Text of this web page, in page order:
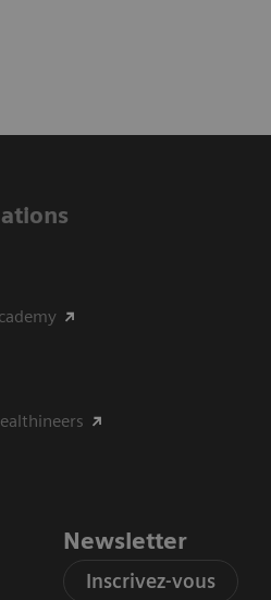
Newsletter
Inscrivez-vous